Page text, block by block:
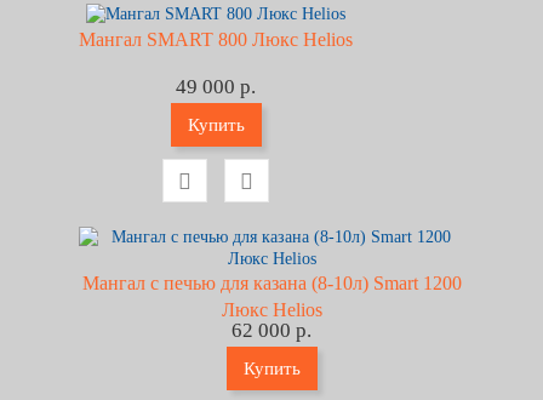
Мангал SMART 800 Люкс Helios
49 000 р.
Купить
Мангал с печью для казана (8-10л) Smart 1200
Люкс Helios
62 000 р.
Купить